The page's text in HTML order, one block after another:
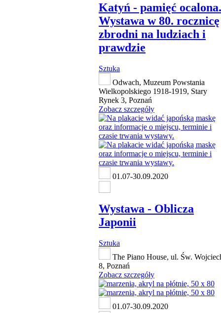
Katyń - pamięć ocalona.
Wystawa w 80. rocznicę
zbrodni na ludziach i
prawdzie
Sztuka
Odwach, Muzeum Powstania
Wielkopolskiego 1918-1919, Stary
Rynek 3, Poznań
Zobacz szczegóły
01.07-30.09.2020
Wystawa - Oblicza
Japonii
Sztuka
The Piano House, ul. Św.
8, Poznań
Zobacz szczegóły
01.07-30.09.2020